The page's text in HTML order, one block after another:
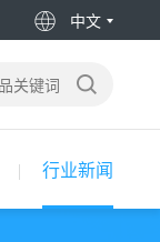
中文
行业新闻